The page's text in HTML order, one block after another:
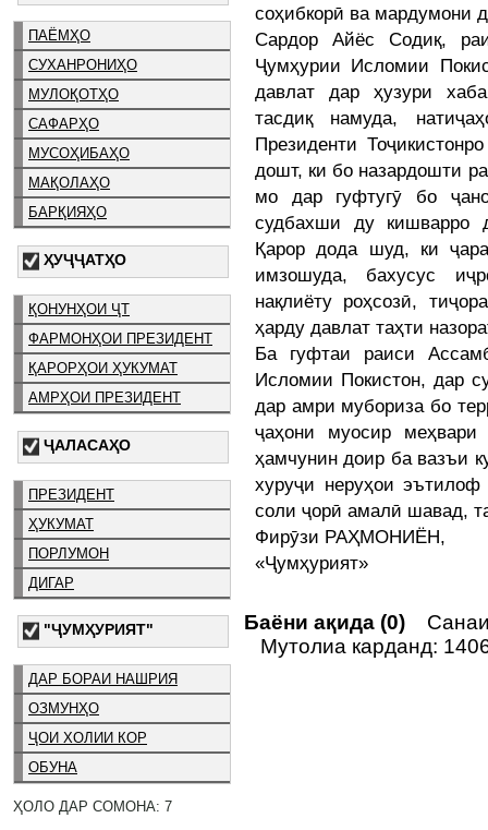
ПАЁМҲО
СУХАНРОНИҲО
МУЛОҚОТҲО
САФАРҲО
МУСОҲИБАҲО
МАҚОЛАҲО
БАРҚИЯҲО
ҲУҶҶАТҲО
ҚОНУНҲОИ ҶТ
ФАРМОНҲОИ ПРЕЗИДЕНТ
ҚАРОРҲОИ ҲУКУМАТ
АМРҲОИ ПРЕЗИДЕНТ
ҶАЛАСАҲО
ПРЕЗИДЕНТ
ҲУКУМАТ
ПОРЛУМОН
ДИГАР
"ҶУМҲУРИЯТ"
ДАР БОРАИ НАШРИЯ
ОЗМУНҲО
ҶОИ ХОЛИИ КОР
ОБУНА
ҲОЛО ДАР СОМОНА: 7
соҳибкорӣ ва мардумони
Сардор Айёс Содиқ,
Ҷумҳурии Исломии
давлат дар ҳузури
тасдиқ намуда,
Президенти
дошт, ки бо назардошти
мо дар гуфтугӯ бо
судбахши ду кишварро
Қарор дода шуд, ки
имзошуда, бахусус
нақлиёту роҳсозӣ,
ҳарду давлат таҳти
Ба гуфтаи раиси
Исломии Покистон, дар
дар амри мубориза бо
ҷаҳони муосир меҳвари
ҳамчунин доир ба вазъи
хуруҷи неруҳои
соли ҷорӣ амалӣ шавад,
Фирӯзи РАҲМОНИЁН,
«Ҷумҳурият»
Баёни ақида (0)
Мутолиа карданд: